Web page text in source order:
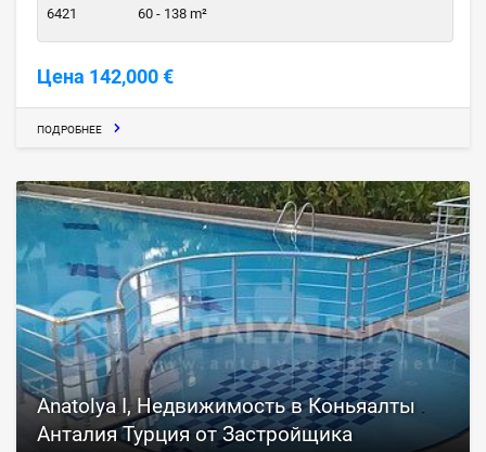
6421
60 - 138 m²
Цена 142,000 €
ПОДРОБНЕЕ
Anatolya I, Недвижимость в Коньяалты
Анталия Турция от Застройщика